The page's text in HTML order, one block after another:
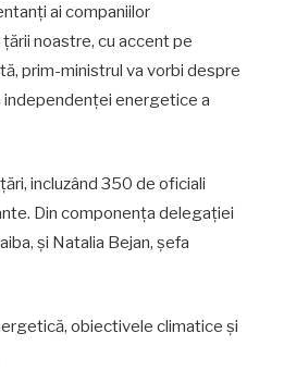
ai companiilor
noastre, cu accent pe
prim-ministrul va vorbi despre
independenței energetice a
incluzând 350 de oficiali
Din componența delegației
și Natalia Bejan, șefa
obiectivele climatice și